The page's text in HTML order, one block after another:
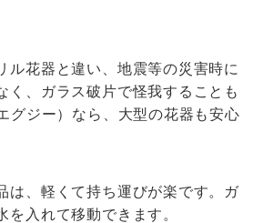
ル花器と違い、地震等の災害時に
く、ガラス破片で怪我することも
グジー）なら、大型の花器も安心
は、軽くて持ち運びが楽です。ガ
を入れて移動できます。